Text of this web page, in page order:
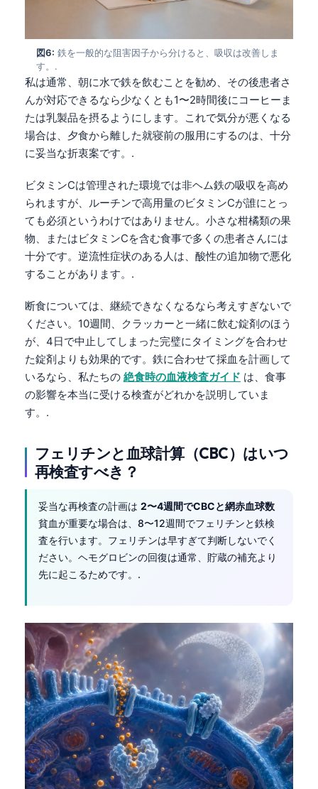
図6: 鉄を一般的な阻害因子から分けると、吸収は改善しま
す。.
私は通常、朝に水で鉄を飲むことを勧め、その後患者さ
んが対応できるなら少なくとも1〜2時間後にコーヒーま
たは乳製品を摂るようにします。これで気分が悪くなる
場合は、夕食から離した就寝前の服用にするのは、十分
に妥当な折衷案です。.
ビタミンCは管理された環境では非ヘム鉄の吸収を高め
られますが、ルーチンで高用量のビタミンCが誰にとっ
ても必須というわけではありません。小さな柑橘類の果
物、またはビタミンCを含む食事で多くの患者さんには
十分です。逆流性症状のある人は、酸性の追加物で悪化
することがあります。.
断食については、継続できなくなるなら考えすぎないで
ください。10週間、クラッカーと一緒に飲む錠剤のほう
が、4日で中止してしまった完璧にタイミングを合わせ
た錠剤よりも効果的です。鉄に合わせて採血を計画して
いるなら、私たちの 絶食時の血液検査ガイド は、食事
の影響を本当に受ける検査がどれかを説明していま
す。.
フェリチンと血球計算（CBC）はいつ
再検査すべき？
妥当な再検査の計画は 2〜4週間でCBCと網赤血球数
貧血が重要な場合は、8〜12週間でフェリチンと鉄検
査を行います。フェリチンは早すぎて判断しないでく
ださい。ヘモグロビンの回復は通常、貯蔵の補充より
先に起こるためです。.
Bahasa Melayu
Tiếng Việt
Tagalog
ไทย
ဗမာစာ
ភាសាខ្មែរ
Kiswahili
አማርኛ
O‘zbekcha
Қазақ тілі
Suomi
Hrvatski
Slovenčina
سنڌي
සිංහල
অসমীয়া
Македонски јазик
Euskara
Gàidhlig
Occitan
Afrikaans
Монгол
ພາສາລາວ
Basa Jawa
Cebuano
Кыргызча